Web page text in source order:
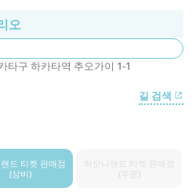
오
타구 하카타역 추오가이 1-1
길 검색
드 티켓 판매점
(상비)
하모니랜드 티켓 판매점
(주문)